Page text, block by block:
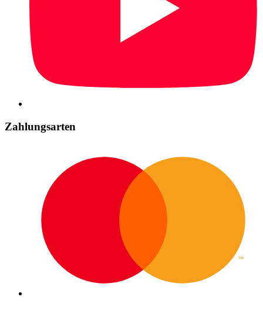
Zahlungsarten